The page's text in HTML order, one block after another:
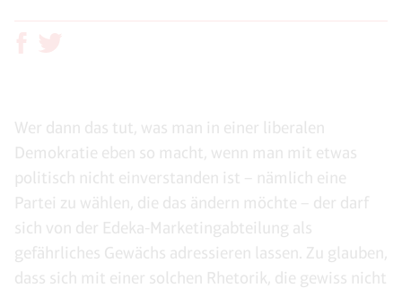
Wer dann das tut, was man in einer liberalen
Demokratie eben so macht, wenn man mit etwas
politisch nicht einverstanden ist – nämlich eine
Partei zu wählen, die das ändern möchte – der darf
sich von der Edeka-Marketingabteilung als
gefährliches Gewächs adressieren lassen. Zu glauben,
dass sich mit einer solchen Rhetorik, die gewiss nicht